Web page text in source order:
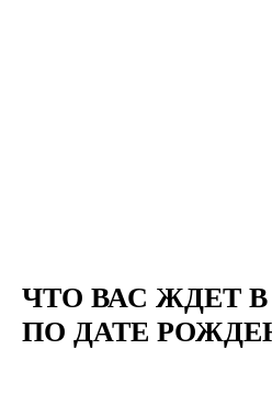
ЧТО ВАС ЖДЕТ В
ПО ДАТЕ